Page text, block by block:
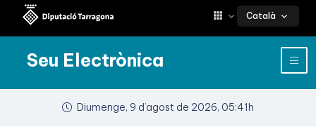
Català
Seu Electrònica
Diumenge, 9 d’agost de 2026, 05:41h